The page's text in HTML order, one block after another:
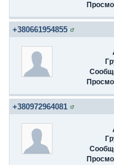
+380661954855
+380972964081